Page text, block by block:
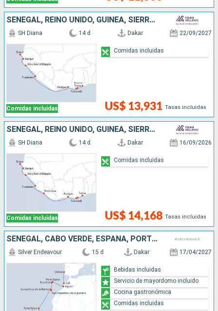
SENEGAL, REINO UNIDO, GUINEA, SIERRA LEON, COSTA DE MARFIL, SUDAFRICA, GHANA
Comidas incluidas
SH Diana 14 d Dakar 22/09/2027
US$ 13,931 Tasas incluidas
Comidas incluidas
SENEGAL, REINO UNIDO, GUINEA, SIERRA LEON, COSTA DE MARFIL, GHANA, SUDAFRICA
Comidas incluidas
SH Diana 14 d Dakar 16/09/2026
US$ 14,168 Tasas incluidas
Comidas incluidas
SENEGAL, CABO VERDE, ESPAÑA, PORTUGAL, MARRUECOS
Silver Endeavour 15 d Dakar 17/04/2027
Bebidas incluidas
Servicio de mayordomo incluido
Cocina gastronómica
Comidas incluidas